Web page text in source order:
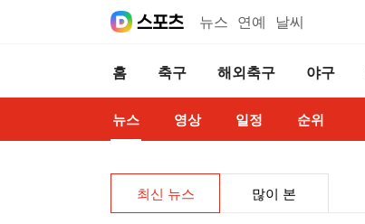
뉴스 연예 날씨
홈 축구 해외축구 야구
뉴스 영상 일정 순위
최신 뉴스 많이 본